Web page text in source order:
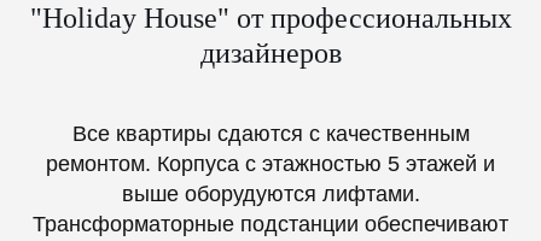
"Holiday House" от профессиональных
дизайнеров
Все квартиры сдаются с качественным
ремонтом. Корпуса с этажностью 5 этажей и
выше оборудуются лифтами.
Трансформаторные подстанции обеспечивают